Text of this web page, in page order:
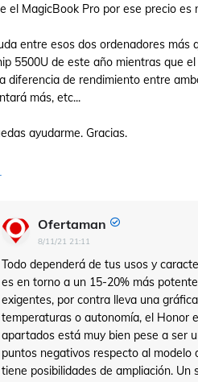
el MagicBook Pro por ese precio
entre esos dos ordenadores más
5500U de este año mientras que
diferencia de rendimiento entre
más, etc...
ayudarme. Gracias.
Ofertaman
8/11/21 21:11
Todo dependerá de tus usos y
es en torno a un 15-20% más
exigentes, por contra lleva una
temperaturas o autonomía, el Honor
apartados está muy bien pese a ser
puntos negativos respecto al modelo
tiene posibilidades de ampliación. Un